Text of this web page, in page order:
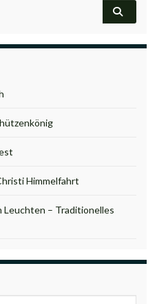
Himmelfahrt
Leuchten – Traditionelles